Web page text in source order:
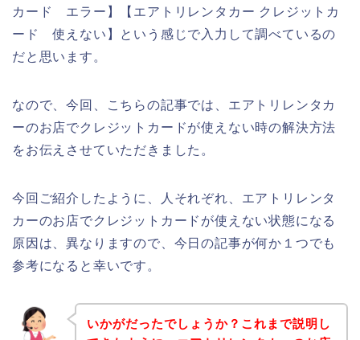
カード エラー】【エアトリレンタカー クレジットカ
ード 使えない】という感じで入力して調べているの
だと思います。
なので、今回、こちらの記事では、エアトリレンタカ
ーのお店でクレジットカードが使えない時の解決方法
をお伝えさせていただきました。
今回ご紹介したように、人それぞれ、エアトリレンタ
カーのお店でクレジットカードが使えない状態になる
原因は、異なりますので、今日の記事が何か１つでも
参考になると幸いです。
いかがだったでしょうか？これまで説明し